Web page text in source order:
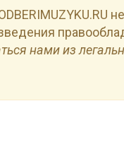
нами из